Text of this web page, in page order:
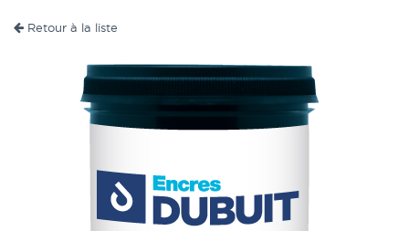
Retour à la liste